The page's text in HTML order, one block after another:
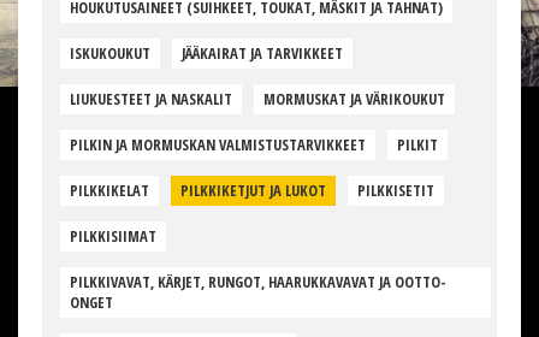
HOUKUTUSAINEET (SUIHKEET, TOUKAT, MÄSKIT JA TAHNAT)
ISKUKOUKUT JÄÄKAIRAT JA TARVIKKEET
LIUKUESTEET JA NASKALIT MORMUSKAT JA VÄRIKOUKUT
PILKIN JA MORMUSKAN VALMISTUSTARVIKKEET PILKIT
PILKKIKELAT PILKKIKETJUT JA LUKOT PILKKISETIT
PILKKISIIMAT
PILKKIVAVAT, KÄRJET, RUNGOT, HAARUKKAVAVAT JA OOTTO-
ONGET